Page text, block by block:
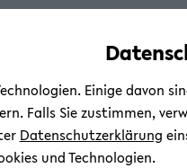
Einige
Falls Sie zustimmen,
Datenschutzerklärung
und Technologien.